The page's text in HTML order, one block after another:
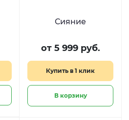
Сияние
от 5 999 руб.
Купить в 1 клик
В корзину